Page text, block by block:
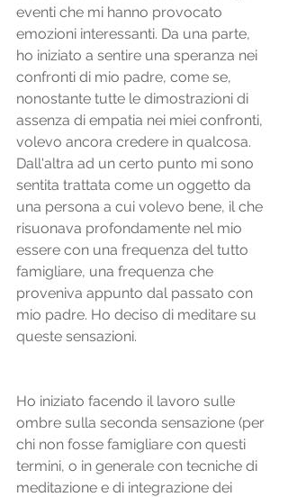
eventi che mi hanno provocato
emozioni interessanti. Da una parte,
ho iniziato a sentire una speranza nei
confronti di mio padre, come se,
nonostante tutte le dimostrazioni di
assenza di empatia nei miei confronti,
volevo ancora credere in qualcosa.
Dall'altra ad un certo punto mi sono
sentita trattata come un oggetto da
una persona a cui volevo bene, il che
risuonava profondamente nel mio
essere con una frequenza del tutto
famigliare, una frequenza che
proveniva appunto dal passato con
mio padre. Ho deciso di meditare su
queste sensazioni.
Ho iniziato facendo il lavoro sulle
ombre sulla seconda sensazione (per
chi non fosse famigliare con questi
termini, o in generale con tecniche di
meditazione e di integrazione dei